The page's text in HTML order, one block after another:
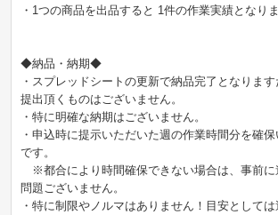
・1つの商品を出品すると 1件の作業実績となりま
◆納品・納期◆
・スプレッドシートの更新で納品完了となりま
提出頂くものはございません。
・特に明確な納期はございません。
・申込時に提示いただいた週の作業時間分を確
です。
※都合により時間確保できない場合は、事前に
問題ございません。
・特に制限やノルマはありません！目安として